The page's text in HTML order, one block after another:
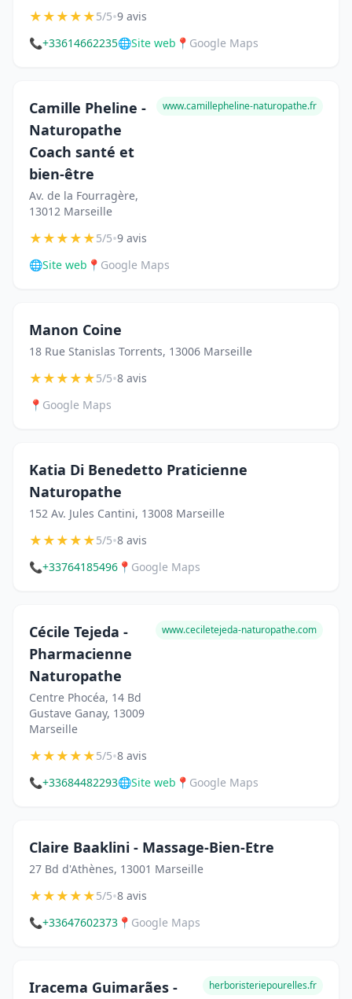
★★★★★5/5•9 avis
📞+33614662235🌐Site web 📍 Google Maps
Camille Pheline -
Naturopathe
Coach santé et
bien-être
Av. de la Fourragère,
13012 Marseille
www.camillepheline-naturopathe.fr
★★★★★5/5•9 avis
🌐Site web 📍 Google Maps
Manon Coine
18 Rue Stanislas Torrents, 13006 Marseille
★★★★★5/5•8 avis
📍 Google Maps
Katia Di Benedetto Praticienne
Naturopathe
152 Av. Jules Cantini, 13008 Marseille
★★★★★5/5•8 avis
📞+33764185496 📍 Google Maps
Cécile Tejeda -
Pharmacienne
Naturopathe
Centre Phocéa, 14 Bd
Gustave Ganay, 13009
Marseille
www.ceciletejeda-naturopathe.com
★★★★★5/5•8 avis
📞+33684482293🌐Site web 📍 Google Maps
Claire Baaklini - Massage-Bien-Etre
27 Bd d'Athènes, 13001 Marseille
★★★★★5/5•8 avis
📞+33647602373 📍 Google Maps
Iracema Guimarães -
herboristeriepourelles.fr